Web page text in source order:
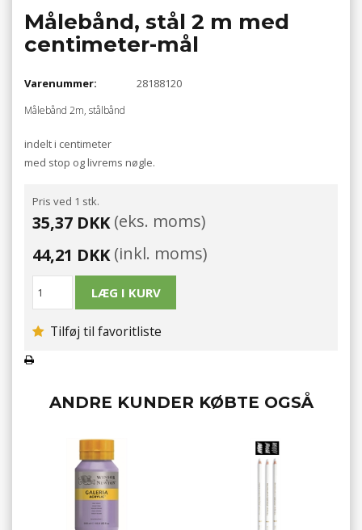
Målebånd, stål 2 m med
centimeter-mål
Varenummer: 28188120
Målebånd 2m, stålbånd
indelt i centimeter
med stop og livrems nøgle.
Pris ved 1 stk.
35,37 DKK(eks. moms)
44,21 DKK(inkl. moms)
Tilføj til favoritliste
ANDRE KUNDER KØBTE OGSÅ